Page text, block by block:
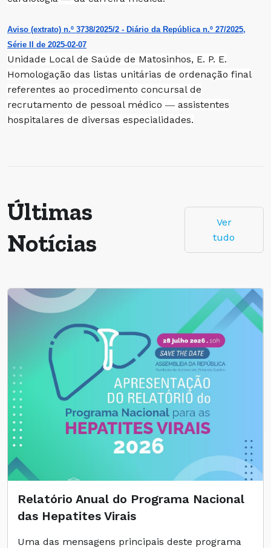
Aviso (extrato) n.º 3738/2025/2 - Diário da República n.º 27/2025,
Série II de 2025-02-07
Unidade Local de Saúde de Matosinhos, E. P. E.
Homologação das listas unitárias de ordenação final
referentes ao procedimento concursal de
recrutamento de pessoal médico ― assistentes
hospitalares de diversas especialidades.
Últimas
Notícias
Ver
tudo
Relatório Anual do Programa Nacional
das Hepatites Virais
Uma das mensagens principais deste programa